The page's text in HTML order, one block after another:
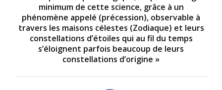
minimum de cette science, grâce à un
phénomène appelé (précession), observable à
travers les maisons célestes (Zodiaque) et leurs
constellations d’étoiles qui au fil du temps
s’éloignent parfois beaucoup de leurs
constellations d’origine »